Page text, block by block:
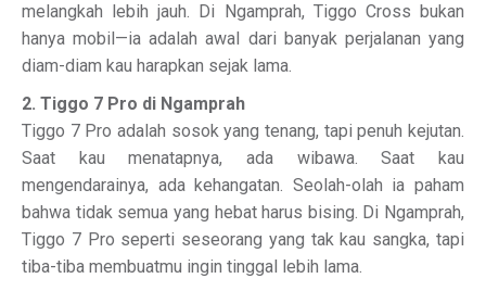
melangkah lebih jauh. Di Ngamprah, Tiggo Cross bukan
hanya mobil—ia adalah awal dari banyak perjalanan yang
diam-diam kau harapkan sejak lama.
2. Tiggo 7 Pro di Ngamprah
Tiggo 7 Pro adalah sosok yang tenang, tapi penuh kejutan.
Saat kau menatapnya, ada wibawa. Saat kau
mengendarainya, ada kehangatan. Seolah-olah ia paham
bahwa tidak semua yang hebat harus bising. Di Ngamprah,
Tiggo 7 Pro seperti seseorang yang tak kau sangka, tapi
tiba-tiba membuatmu ingin tinggal lebih lama.